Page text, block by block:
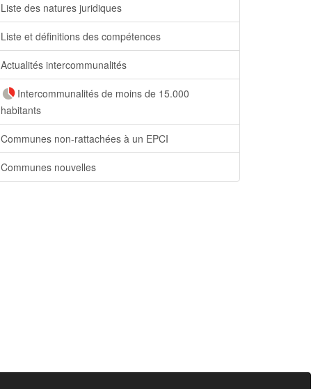
Liste des natures juridiques
Liste et définitions des compétences
Actualités intercommunalités
Intercommunalités de moins de 15.000
habitants
Communes non-rattachées à un EPCI
Communes nouvelles